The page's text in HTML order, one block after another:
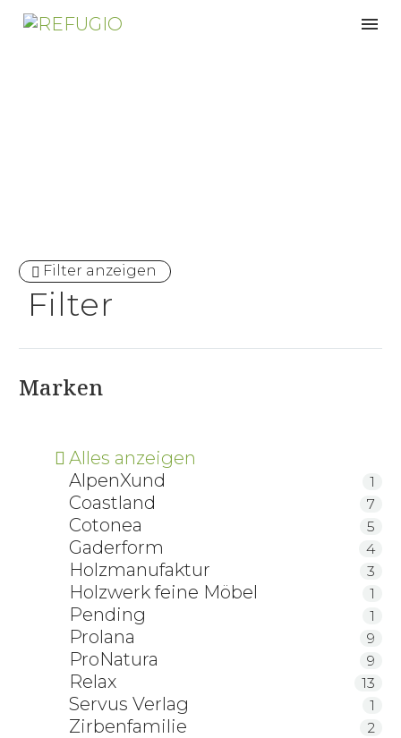
Filter anzeigen
Filter
Marken
Alles anzeigen
AlpenXund
1
Coastland 7
Cotonea 5
Gaderform 4
Holzmanufaktur 3
Holzwerk feine Möbel 1
Pending 1
Prolana 9
ProNatura 9
Relax 13
Servus Verlag 1
Zirbenfamilie 2